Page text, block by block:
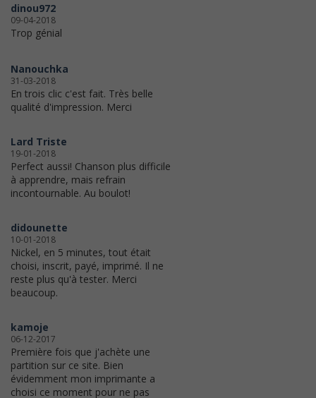
dinou972
09-04-2018
Trop génial
Nanouchka
31-03-2018
En trois clic c'est fait. Très belle
qualité d'impression. Merci
Lard Triste
19-01-2018
Perfect aussi! Chanson plus difficile
à apprendre, mais refrain
incontournable. Au boulot!
didounette
10-01-2018
Nickel, en 5 minutes, tout était
choisi, inscrit, payé, imprimé. Il ne
reste plus qu'à tester. Merci
beaucoup.
kamoje
06-12-2017
Première fois que j'achète une
partition sur ce site. Bien
évidemment mon imprimante a
choisi ce moment pour ne pas